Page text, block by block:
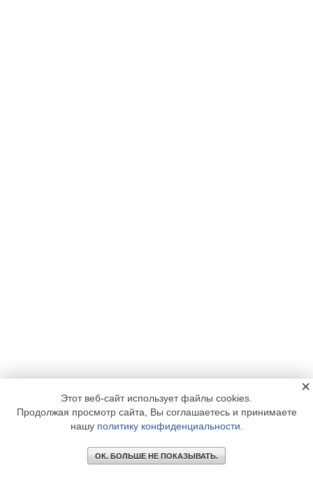
Этот веб-сайт использует файлы cookies.
Продолжая просмотр сайта, Вы соглашаетесь и принимаете
нашу политику конфиденциальности
ОК. БОЛЬШЕ НЕ ПОКАЗЫВАТЬ.
×